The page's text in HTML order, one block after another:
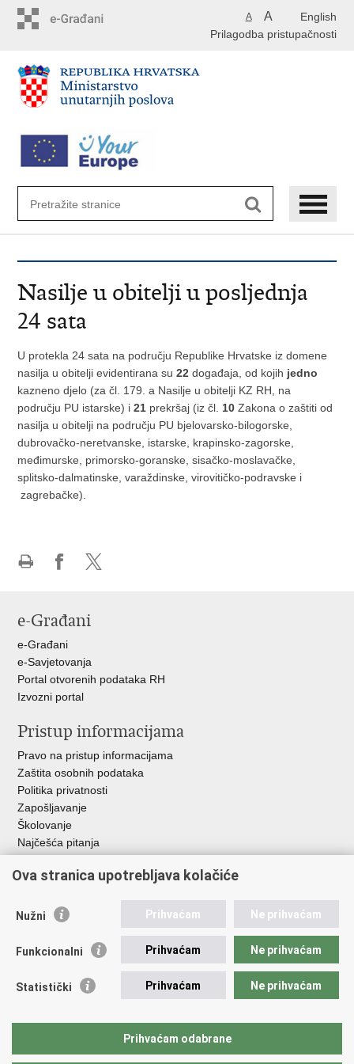
English
A A
Prilagodba pristupačnosti
Nasilje u obitelji u posljednja
24 sata
U protekla 24 sata na području Republike Hrvatske iz domene
nasilja u obitelji evidentirana su22 događaja, od kojih jedno
kazneno djelo (za čl. 179. a Nasilje u obitelji KZ RH, na
području PU istarske) i21 prekršaj (iz čl. 10 Zakona o zaštiti od
nasilja u obitelji na području PU bjelovarsko-bilogorske,
dubrovačko-neretvanske, istarske, krapinsko-zagorske,
međimurske, primorsko-goranske, sisačko-moslavačke,
splitsko-dalmatinske, varaždinske, virovitičko-podravske i
zagrebačke).
Facebooku
X-
e-Građani
e-Građani
e-Savjetovanja
Portal otvorenih podataka RH
Izvozni portal
Pristup informacijama
Pravo na pristup informacijama
Zaštita osobnih podataka
Politika privatnosti
Zapošljavanje
Školovanje
Najčešća pitanja
Važne poveznice
EMN Nacionalna kontaktna točka za Republiku Hrvatsku
Policijska akademija
Zaklada policijske solidarnosti
Udruge
Ova stranica upotrebljava kolačiće
Nužni Prihvaćam Ne prihvaćam
Funkcionalni Prihvaćam Ne prihvaćam
Statistički Prihvaćam Ne prihvaćam
Prihvaćam odabrane